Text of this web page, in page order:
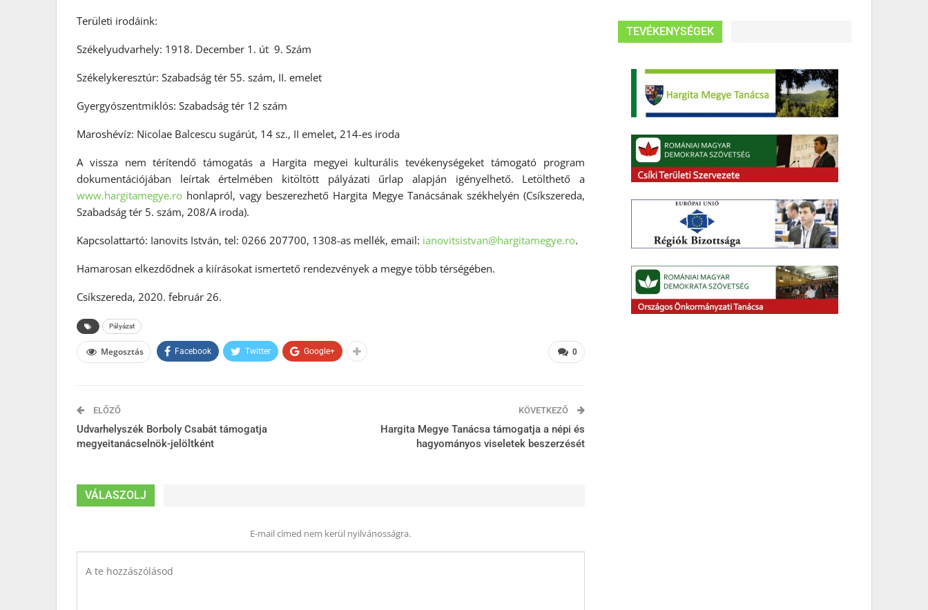
Területi irodáink:
Székelyudvarhely: 1918. December 1. út 9. Szám
Székelykeresztúr: Szabadság tér 55. szám, II. emelet
Gyergyószentmiklós: Szabadság tér 12 szám
Maroshévíz: Nicolae Balcescu sugárút, 14 sz., II emelet, 214-es iroda
A vissza nem térítendő támogatás a Hargita megyei kulturális tevékenységeket támogató program
dokumentációjában leírtak értelmében kitöltött pályázati űrlap alapján igényelhető. Letölthető a
www.hargitamegye.ro honlapról, vagy beszerezhető Hargita Megye Tanácsának székhelyén (Csíkszereda,
Szabadság tér 5. szám, 208/A iroda).
Kapcsolattartó: Ianovits István, tel: 0266 207700, 1308-as mellék, email: ianovitsistvan@hargitamegye.ro.
Hamarosan elkezdődnek a kiírásokat ismertető rendezvények a megye több térségében.
Csíkszereda, 2020. február 26.
Pályázat
0
Megosztás Facebook Twitter Google+
ELŐZŐ
Udvarhelyszék Borboly Csabát támogatja
megyeitanácselnök-jelöltként
KÖVETKEZŐ
Hargita Megye Tanácsa támogatja a népi és
hagyományos viseletek beszerzését
VÁLASZOLJ
E-mail címed nem kerül nyilvánosságra.
TEVÉKENYSÉGEK